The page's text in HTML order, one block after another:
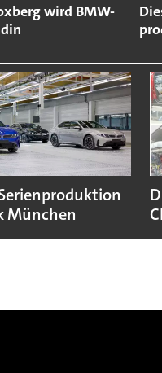
wird BMW-
München